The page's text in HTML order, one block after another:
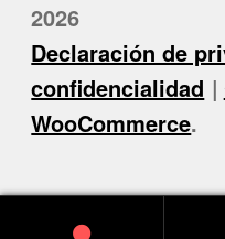
2026
Declaración de
confidencialidad
WooCommerce.